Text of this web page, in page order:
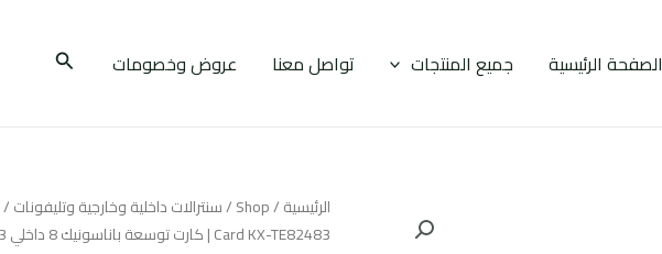
الصفحة الرئيسية جميع المنتجات تواصل معنا عروض وخصومات البحث
الرئيسية/
Shop
/سنترالات داخلية وخارجية وتليفونات/
Card KX-TE82483 | كارت توسعة باناسونيك 8 داخلي 3 خارجي